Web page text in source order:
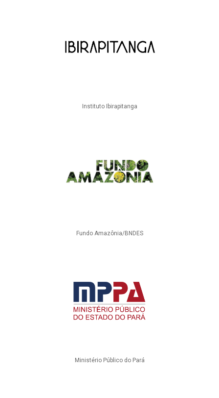
Instituto Ibirapitanga
Fundo Amazônia/BNDES
Ministério Público do Pará